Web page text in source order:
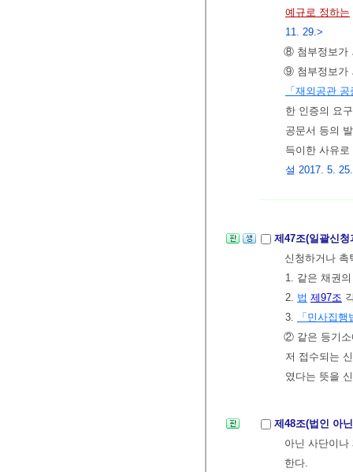
예규로 정하는
11. 29.>
⑧ 첨부정보가
⑨ 첨부정보가
「재외공관
한 인증의 요
공문서 등의
득이한 사유
설 2017. 5.
제47조(일괄신
신청하거나 촉
1. 같은 채권
2. 법 제97조
3.
「민사집행
② 같은 등기소
저 접수되는
였다는 뜻을
제48조(법인 아
아닌 사단이
한다.